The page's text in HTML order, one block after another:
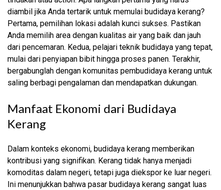
diambil jika Anda tertarik untuk memulai budidaya kerang?
Pertama, pemilihan lokasi adalah kunci sukses. Pastikan
Anda memilih area dengan kualitas air yang baik dan jauh
dari pencemaran. Kedua, pelajari teknik budidaya yang tepat,
mulai dari penyiapan bibit hingga proses panen. Terakhir,
bergabunglah dengan komunitas pembudidaya kerang untuk
saling berbagi pengalaman dan mendapatkan dukungan.
Manfaat Ekonomi dari Budidaya
Kerang
Dalam konteks ekonomi, budidaya kerang memberikan
kontribusi yang signifikan. Kerang tidak hanya menjadi
komoditas dalam negeri, tetapi juga diekspor ke luar negeri.
Ini menunjukkan bahwa pasar budidaya kerang sangat luas